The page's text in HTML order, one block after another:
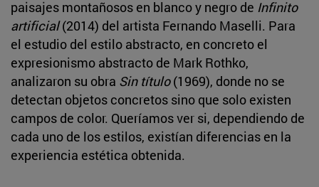
paisajes montañosos en blanco y negro de Infinito
artificial(2014) del artista Fernando Maselli. Para
el estudio del estilo abstracto, en concreto el
expresionismo abstracto de Mark Rothko,
analizaron su obra Sin título(1969), donde no se
detectan objetos concretos sino que solo existen
campos de color. Queríamos ver si, dependiendo de
cada uno de los estilos, existían diferencias en la
experiencia estética obtenida.